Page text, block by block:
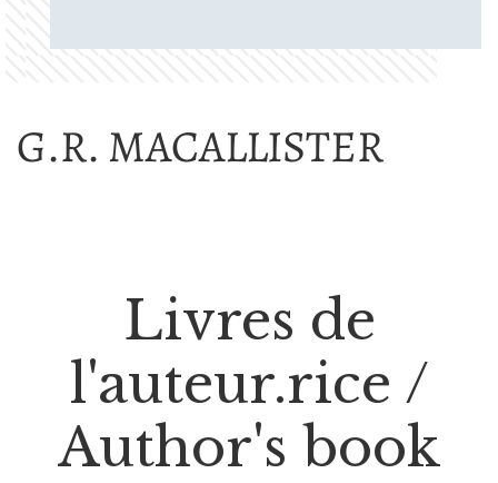
G.R. MACALLISTER
Livres de
l'auteur.rice /
Author's book